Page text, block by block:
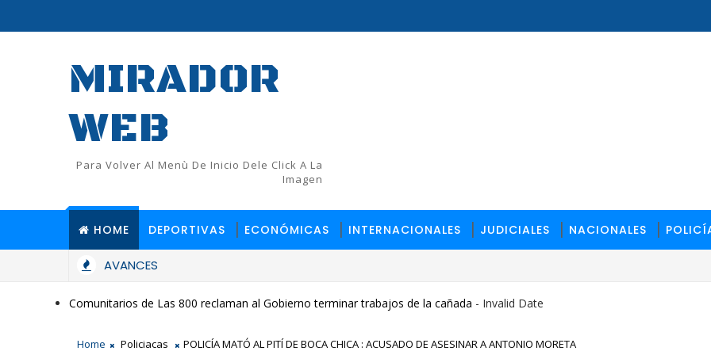
MIRADOR
WEB
Para Volver Al Menù De Inicio Dele Click A La
Imagen
HOME DEPORTIVAS ECONÓMICAS INTERNACIONALES JUDICIALES NACIONALES
AVANCES
Comunitarios de Las 800 reclaman al Gobierno terminar trabajos de la cañada - Invalid Date
Home Policiacas POLICÍA MATÓ AL PITÍ DE BOCA CHICA : ACUSADO DE ASESINAR A ANTONIO MORETA